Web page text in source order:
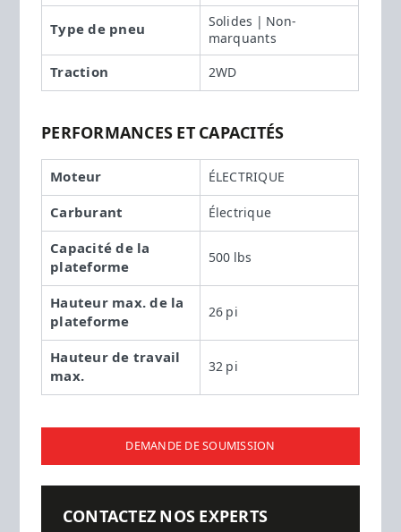
Type de pneu
Solides | Non-
marquants
Traction 2WD
PERFORMANCES ET CAPACITÉS
Moteur ÉLECTRIQUE
Carburant Électrique
Capacité de la
plateforme
500 lbs
Hauteur max. de la
plateforme
26 pi
Hauteur de travail
max.
32 pi
DEMANDE DE SOUMISSION
CONTACTEZ NOS EXPERTS